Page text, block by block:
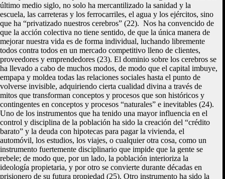
último medio siglo, no solo ha mercantilizado la sanidad y la
escuela, las carreteras y los ferrocarriles, el agua y los ejércitos, sino
que ha “privatizado nuestros cerebros” (22). Nos ha convencido de
que la acción colectiva no tiene sentido, de que la única manera de
mejorar nuestra vida es de forma individual, luchando libremente
todos contra todos en un mercado competitivo lleno de clientes,
proveedores y emprendedores (23). El dominio sobre los cerebros se
ha llevado a cabo de muchos modos, de modo que el capital imbuye,
empapa y moldea todas las relaciones sociales hasta el punto de
volverse invisible, adquiriendo cierta cualidad divina a través de
mitos que transforman conceptos y procesos que son históricos y
contingentes en conceptos y procesos “naturales” e inevitables (24).
Uno de los instrumentos que ha tenido una mayor influencia en el
control y disciplina de la población ha sido la creación del “crédito
barato” y la deuda con hipotecas para pagar la vivienda, el
automóvil, los estudios, los viajes, o cualquier otra cosa, como un
instrumento fuertemente disciplinario que impide que la gente se
rebele; de modo que, por un lado, la población interioriza la
ideología propietaria, y por otro se convierte durante décadas en
prisionero de su futura propiedad (25). Otro instrumento ha sido la